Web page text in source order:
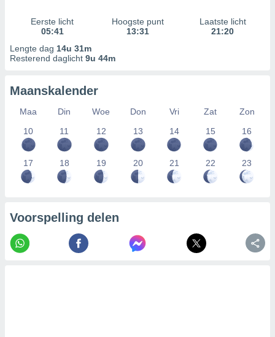
Eerste licht
05:41
Hoogste punt
13:31
Laatste licht
21:20
Lengte dag 14u 31m
Resterend daglicht 9u 44m
Maanskalender
Maa Din Woe Don Vri Zat
Zon
10
11 12 13 14 15 16
17 18 19 20 21 22 23
Voorspelling delen